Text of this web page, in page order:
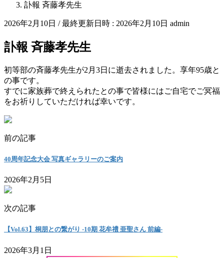
訃報 斉藤孝先生
2026年2月10日 / 最終更新日時 : 2026年2月10日 admin
訃報 斉藤孝先生
初等部の斉藤孝先生が2月3日に逝去されました。享年95歳と
の事です。
すでに家族葬で終えられたとの事で皆様にはご自宅でご冥福
をお祈りしていただければ幸いです。
前の記事
40周年記念大会 写真ギャラリーのご案内
2026年2月5日
次の記事
【Vol.63】桐朋との繋がり -10期 花牟禮 亜聖さん 前編-
2026年3月1日